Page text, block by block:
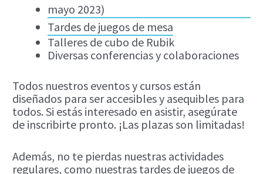
mayo 2023)
Tardes de juegos de mesa
Talleres de cubo de Rubik
Diversas conferencias y colaboraciones
Todos nuestros eventos y cursos están
diseñados para ser accesibles y asequibles para
todos. Si estás interesado en asistir, asegúrate
de inscribirte pronto. ¡Las plazas son limitadas!
Además, no te pierdas nuestras actividades
regulares, como nuestras tardes de juegos de